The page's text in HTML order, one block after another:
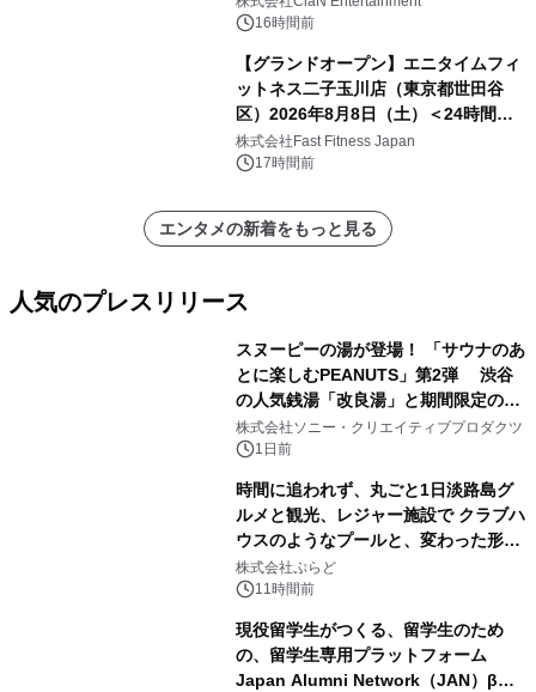
16時間前
【グランドオープン】エニタイムフィ
ットネス二子玉川店（東京都世田谷
区）2026年8月8日（土）＜24時間年
中無休のフィットネスジム＞
株式会社Fast Fitness Japan
17時間前
エンタメの新着をもっと見る
人気のプレスリリース
スヌーピーの湯が登場！ 「サウナのあ
とに楽しむPEANUTS」第2弾 渋谷
の人気銭湯「改良湯」と期間限定のコ
ラボレーション サウナイキタイコラ
ボグッズも発売決定！
株式会社ソニー・クリエイティブプロダクツ
1日前
時間に追われず、丸ごと1日淡路島グ
ルメと観光、レジャー施設で クラブハ
ウスのようなプールと、変わった形の
サウナも 「THE BOXY AWAJI」のお
得な素泊まり連泊プランで
株式会社ぷらど
11時間前
現役留学生がつくる、留学生のため
の、留学生専用プラットフォーム
Japan Alumni Network（JAN）β版